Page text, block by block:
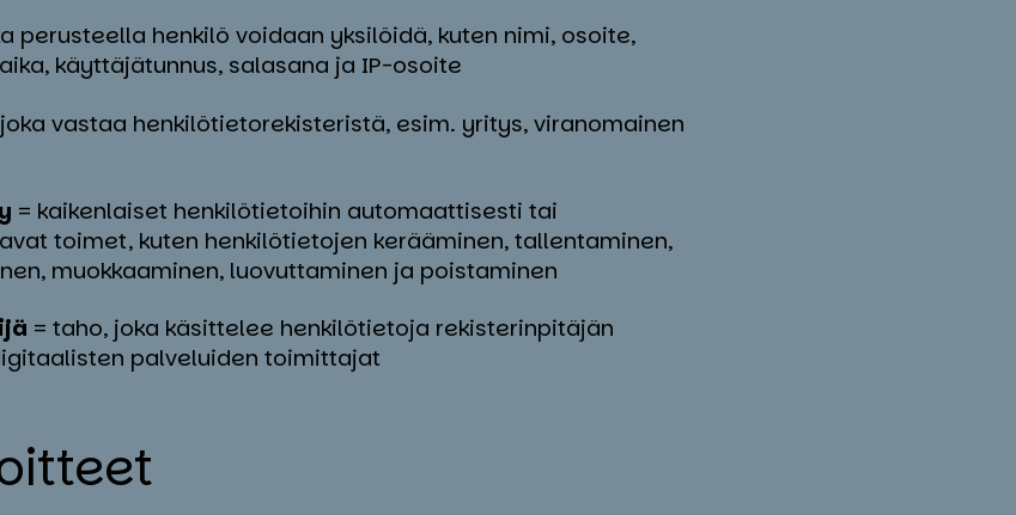
perusteella henkilö voidaan yksilöidä, kuten nimi, osoite,
käyttäjätunnus, salasana ja IP-osoite
vastaa henkilötietorekisteristä, esim. yritys, viranomainen
= kaikenlaiset henkilötietoihin automaattisesti tai
toimet, kuten henkilötietojen kerääminen, tallentaminen,
muokkaaminen, luovuttaminen ja poistaminen
= taho, joka käsittelee henkilötietoja rekisterinpitäjän
palveluiden toimittajat